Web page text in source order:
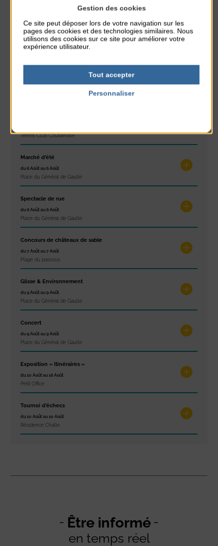
Réveil musculaire
du 3 Août au 7 Août
du 3 Août au 7 Août
Tennis Club Coutainville
Marché d’été
du 6 Août au 6 Août
Place du Général de Gaulle
Spectacle de rue
du 6 Août au 6 Août
Place du Général de Gaulle
Concours de châteaux de sable
du 7 Août au 7 Août
Plage du passous
Glisse & Environnement
du 9 Août au 9 Août
Place du Général de Gaulle
Concert
du 9 Août au 9 Août
Place du Général de Gaulle
Exposition « Itinéraires »
du 10 Août au 16 Août
Petit Office
Tournoi d’échecs
du 10 Août au 10 Août
Résidence Challe
Être informé
en temps réel
Gestion des cookies
Ce site peut déposer lors de votre navigation sur les
pages des cookies et des technologies similaires. Nous
utilisons des cookies sur ce site pour améliorer votre
expérience utilisateur.
Tout accepter
Personnaliser